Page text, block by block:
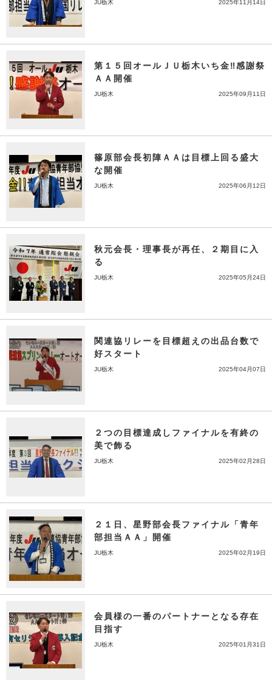
JU栃木 2025年11月14日
第１５回オールＪＵ栃木いち金‼感謝祭
ＡＡ開催
JU栃木 2025年09月11日
篠原部会長初陣ＡＡは目標上回る盛大
な開催
JU栃木 2025年06月12日
秋元会長・理事長が再任、２期目に入
る
JU栃木 2025年05月24日
関連協リレーを目標超えの出品台数で
好スタート
JU栃木 2025年04月07日
２つの目標達成しファイナルを有終の
美で飾る
JU栃木 2025年02月28日
２１日、星野部会長ファイナル「青年
部担当ＡＡ」開催
JU栃木 2025年02月19日
会員様の一番のパートナーとなる存在
目指す
JU栃木 2025年01月31日